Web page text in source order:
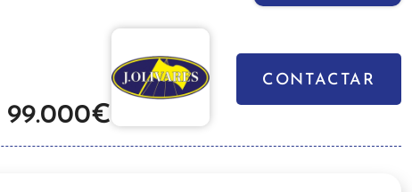
99.000€
CONTACTAR